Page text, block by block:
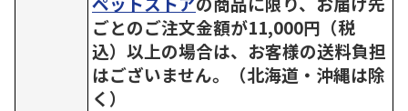
ごとのご注文金額が11,000円（税
込）以上の場合は、お客様の送料負担
はございません。（北海道・沖縄は除
く）